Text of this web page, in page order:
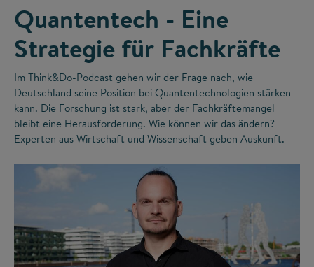
Quantentech - Eine
Strategie für Fachkräfte
Im Think&Do-Podcast gehen wir der Frage nach, wie
Deutschland seine Position bei Quantentechnologien stärken
kann. Die Forschung ist stark, aber der Fachkräftemangel
bleibt eine Herausforderung. Wie können wir das ändern?
Experten aus Wirtschaft und Wissenschaft geben Auskunft.